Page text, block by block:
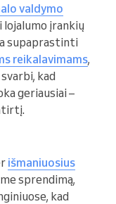
valdymo
lojalumo įrankių
supaprastinti
reikalavimams,
kad
geriausiai –
išmaniuosius
sprendimą,
kad